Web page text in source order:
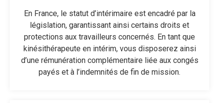
En France, le statut d’intérimaire est encadré par la
législation, garantissant ainsi certains droits et
protections aux travailleurs concernés. En tant que
kinésithérapeute en intérim, vous disposerez ainsi
d’une rémunération complémentaire liée aux congés
payés et à l’indemnités de fin de mission.